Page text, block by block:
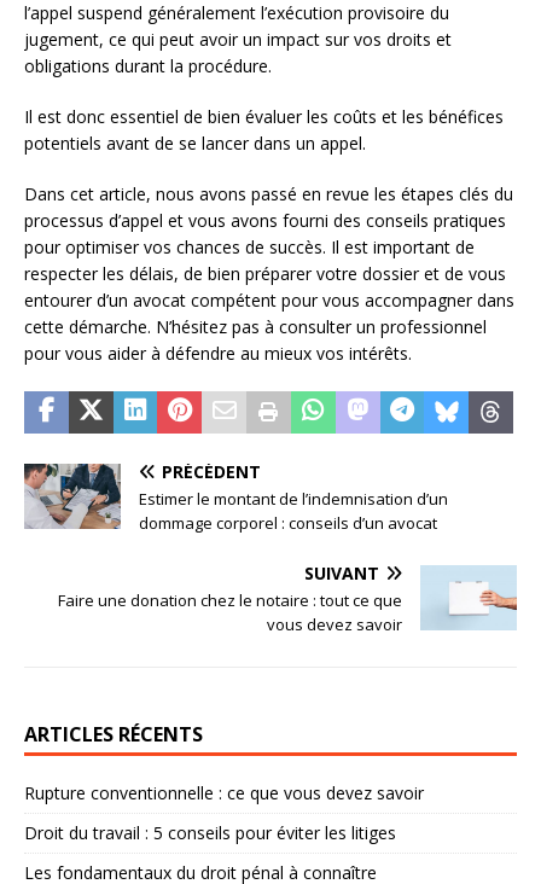
l’appel suspend généralement l’exécution provisoire du
jugement, ce qui peut avoir un impact sur vos droits et
obligations durant la procédure.
Il est donc essentiel de bien évaluer les coûts et les bénéfices
potentiels avant de se lancer dans un appel.
Dans cet article, nous avons passé en revue les étapes clés du
processus d’appel et vous avons fourni des conseils pratiques
pour optimiser vos chances de succès. Il est important de
respecter les délais, de bien préparer votre dossier et de vous
entourer d’un avocat compétent pour vous accompagner dans
cette démarche. N’hésitez pas à consulter un professionnel
pour vous aider à défendre au mieux vos intérêts.
PRÉCÉDENT
Estimer le montant de l’indemnisation d’un
dommage corporel : conseils d’un avocat
SUIVANT
Faire une donation chez le notaire : tout ce que
vous devez savoir
ARTICLES RÉCENTS
Rupture conventionnelle : ce que vous devez savoir
Droit du travail : 5 conseils pour éviter les litiges
Les fondamentaux du droit pénal à connaître